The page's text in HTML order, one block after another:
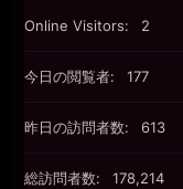
Online Visitors: 2
今日の閲覧者: 177
昨日の訪問者数: 613
総訪問者数: 178,214